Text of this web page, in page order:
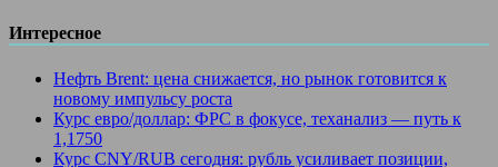
Интересное
Нефть Brent: цена снижается, но рынок готовится к
новому импульсу роста
Курс евро/доллар: ФРС в фокусе, теханализ — путь к
1,1750
Курс CNY/RUB сегодня: рубль усиливает позиции,